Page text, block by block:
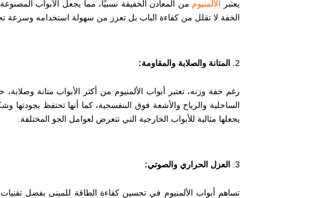
يعتبر الألمنيوم من المعادن الخفيفة نسبيًا، مما يجعل الأبواب
الخفة لا تقلل من كفاءة الباب بل تعزز من سهولة استخدامه وسرعة
المتانة والصلابة والمقاومة:
رغم خفة وزنه، تعتبر أبواب الألمنيوم من أكثر الأبواب متانة
الساحلية والرياح والأشعة فوق البنفسجية، كما أنها تحتفظ
يجعلها مثالية للأبواب الخارجية التي تتعرض لعوامل الجو المختلفة.
العزل الحراري والصوتي:
تساهم أبواب الألمنيوم في تحسين كفاءة الطاقة للمبنى بفضل